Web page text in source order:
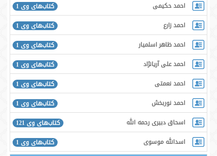
احمد حکیمی
کتاب‌های وی 1
احمد زارع
کتاب‌های وی 1
احمد ظاهر اسلمیار
کتاب‌های وی 1
احمد علی آریانژاد
کتاب‌های وی 1
احمد نعمتی
کتاب‌های وی 1
احمد نوربخش
کتاب‌های وی 1
اسحاق دبیری رحمه الله
کتاب‌های وی 121
اسدالله موسوی
کتاب‌های وی 1